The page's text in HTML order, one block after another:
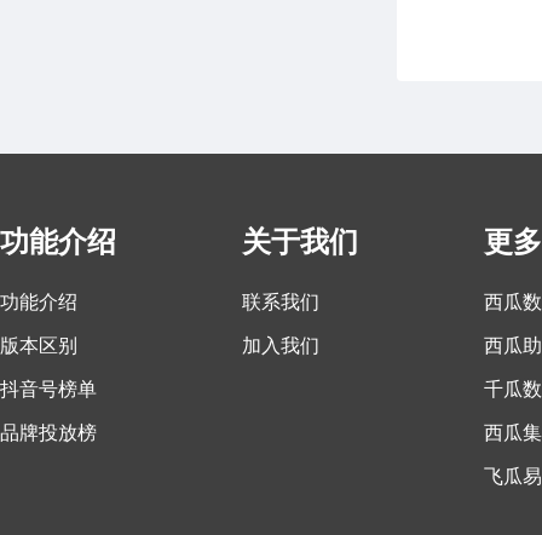
功能介绍
功能介绍
版本区别
抖音号榜单
品牌投放榜
关于我们
联系我们
加入我们
更
西瓜
西瓜
千瓜
西瓜集
飞瓜